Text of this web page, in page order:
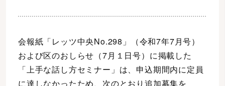
会報紙「レッツ中央No.298」（令和7年7月号）
および区のおしらせ（7月１日号）に掲載した
「上手な話し方セミナー」は、申込期間内に定員
に達しなかったため、次のとおり追加募集を